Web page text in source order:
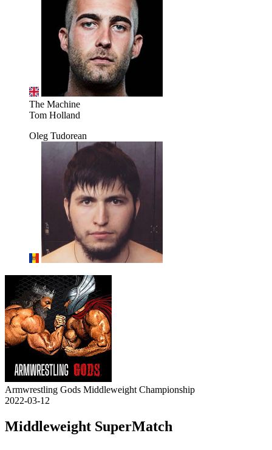
The Machine
Tom Holland
Oleg Tudorean
Armwrestling Gods Middleweight Championship
2022-03-12
Middleweight SuperMatch